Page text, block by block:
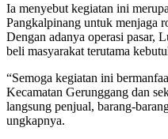
Ia menyebut kegiatan ini
Pangkalpinang untuk menjaga
Dengan adanya operasi pasar,
beli masyarakat terutama
“Semoga kegiatan ini
Kecamatan Gerunggang dan
langsung penjual, barang-
ungkapnya.